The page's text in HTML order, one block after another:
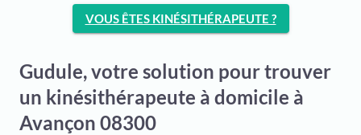
VOUS ÊTES KINÉSITHÉRAPEUTE ?
Gudule, votre solution pour trouver
un kinésithérapeute à domicile à
Avançon 08300